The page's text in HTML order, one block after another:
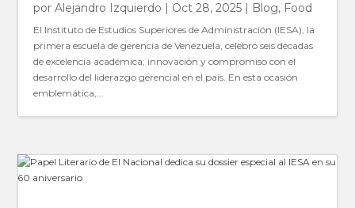
porAlejandro Izquierdo Oct 28, 2025 Blog, Food
El Instituto de Estudios Superiores de Administración (IESA), la
primera escuela de gerencia de Venezuela, celebró seis décadas
de excelencia académica, innovación y compromiso con el
desarrollo del liderazgo gerencial en el país. En esta ocasión
emblemática,...